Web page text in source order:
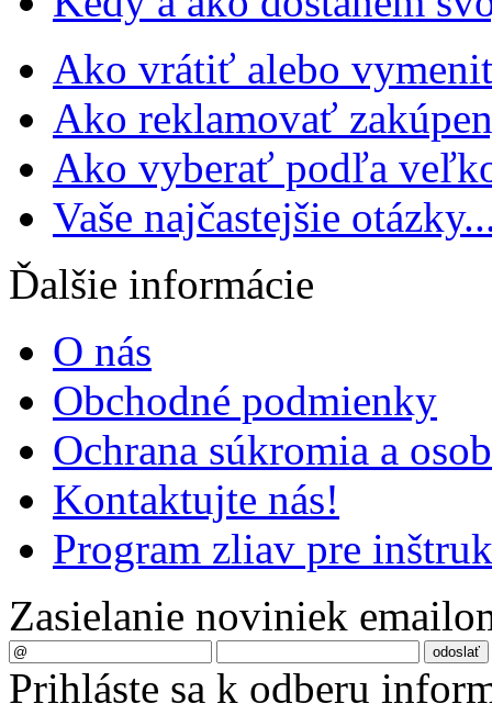
Ako vrátiť alebo
Ako reklamovať
Ako vyberať podľa
Vaše najčastejšie
Ďalšie informácie
O nás
Obchodné podmienky
Ochrana súkromia a
Kontaktujte nás!
Program zliav pre
Zasielanie noviniek
Prihláste sa k odberu